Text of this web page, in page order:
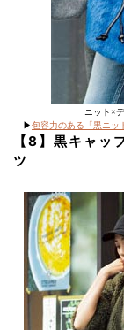
ニット×
▶︎包容力のある「黒ニッ
【8】黒キャッ
ツ